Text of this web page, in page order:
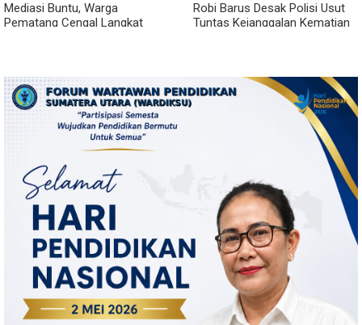
Mediasi Buntu, Warga
Pematang Cengal Langkat
Robi Barus Desak Polisi Usut
Tuntas Kejanggalan Kematian